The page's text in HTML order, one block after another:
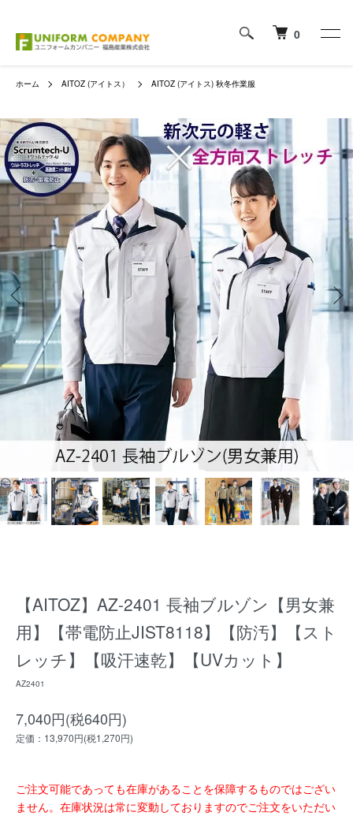
0
ホーム AITOZ (アイトス） AITOZ (アイトス) 秋冬作業服
【AITOZ】AZ-2401 長袖ブルゾン【男女兼
用】【帯電防止JIST8118】【防汚】【スト
レッチ】【吸汗速乾】【UVカット】
AZ2401
7,040円(税640円)
定価：13,970円(税1,270円)
ご注文可能であっても在庫があることを保障するものではござい
ません。在庫状況は常に変動しておりますのでご注文をいただい